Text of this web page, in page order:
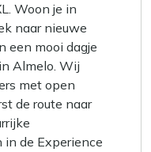
Woon je in
naar nieuwe
een mooi dagje
Almelo. Wij
met open
de route naar
de Experience